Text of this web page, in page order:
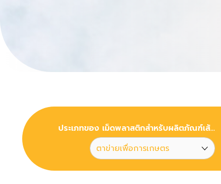
ประเภทของ เม็ดพลาสติกสำหรับผลิตภัณฑ์เส้นด้ายสังเคราะห์